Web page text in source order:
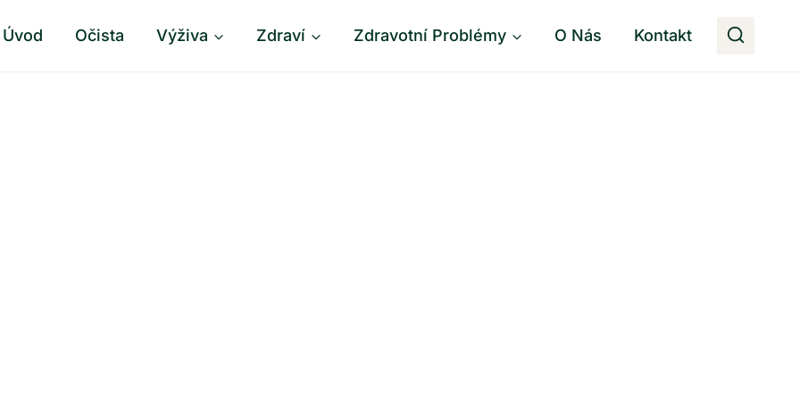
Úvod Očista Výživa Zdraví Zdravotní Problémy O Nás Kontakt